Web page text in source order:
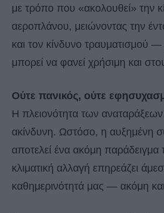
με τρόπο που «ακολουθεί» την
αεροπλάνου, μειώνοντας την
και τον κίνδυνο τραυματισμού
μπορεί να φανεί χρήσιμη και
Ούτε πανικός, ούτε
Η πλειονότητα των
ακίνδυνη. Ωστόσο, η αυξημένη
αποτελεί ένα ακόμη
κλιματική αλλαγή επηρεάζει
καθημερινότητά μας — ακόμη